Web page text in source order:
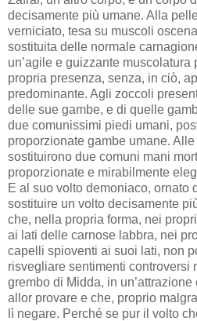
decisamente più umane. Alla
verniciato, tesa su muscoli
sostituita delle normale
un’agile e guizzante
propria presenza, senza, in ciò,
predominante. Agli zoccoli
delle sue gambe, e di quelle
due comunissimi piedi umani,
proporzionate gambe umane.
sostituirono due comuni mani
proporzionate e mirabilmente
E al suo volto demoniaco, ornato
sostituire un volto decisamente
che, nella propria forma, nei
ai lati delle carnose labbra, nei
capelli spioventi ai suoi lati, non
risvegliare sentimenti controversi
grembo di Midda, in
allor provare e che, proprio
lì negare. Perché se pur il volto